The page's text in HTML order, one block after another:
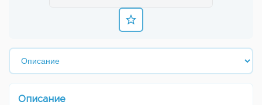
Описание